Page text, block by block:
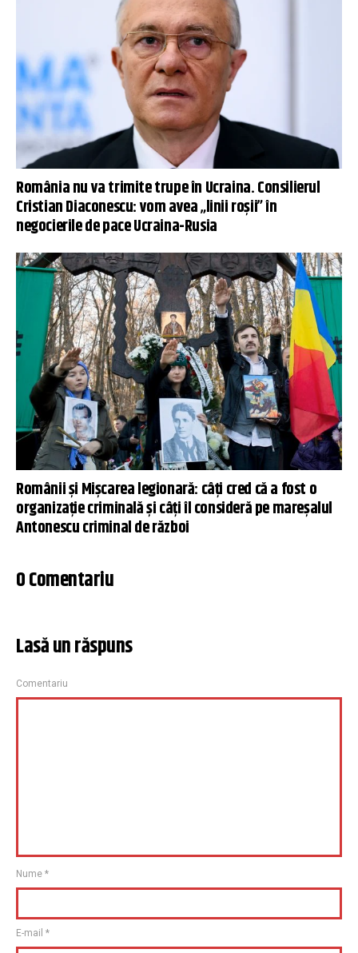
România nu va trimite trupe în Ucraina. Consilierul
Cristian Diaconescu: vom avea „linii roșii” în
negocierile de pace Ucraina-Rusia
Românii și Mișcarea legionară: câți cred că a fost o
organizație criminală și câți îl consideră pe mareșalul
Antonescu criminal de război
0 Comentariu
Lasă un răspuns
Comentariu
Nume *
E-mail *